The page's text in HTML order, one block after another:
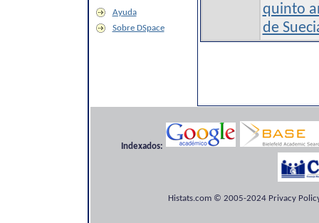
Ayuda
Sobre DSpace
quinto
de
Indexados:
Histats.com © 2005-2024 Privacy